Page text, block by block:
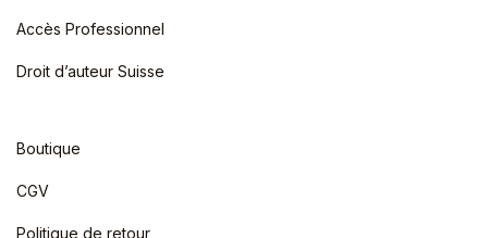
Accès Professionnel
Droit d’auteur Suisse
Boutique
CGV
Politique de retour